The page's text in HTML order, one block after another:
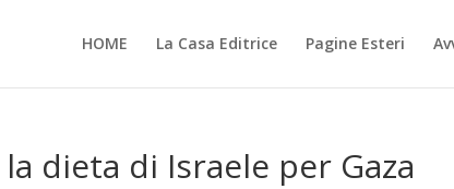
HOME La Casa Editrice Pagine Esteri
dieta di Israele per Gaza